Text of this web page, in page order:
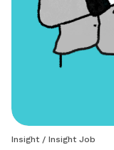
Insight / Insight Job